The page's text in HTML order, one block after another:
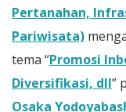
Pertanahan,
Pariwisata)
tema “Promosi
Diversifikasi, dll”
Osaka